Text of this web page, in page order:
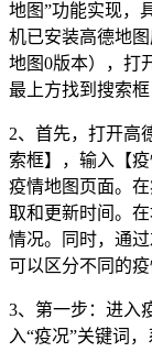
地图”功能实现，
机已安装高德地
地图0版本），打
最上方找到搜索框
2、首先，打开高
索框】，输入【
疫情地图页面。
取和更新时间。
情况。同时，通
可以区分不同的疫
3、第一步：进入
入“疫况”关键词